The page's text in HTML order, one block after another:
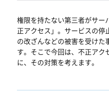
権限を持たない第三者がサ
正アクセス」。サービスの停
の改ざんなどの被害を受けた
す。そこで今回は、不正アク
に、その対策を考えます。